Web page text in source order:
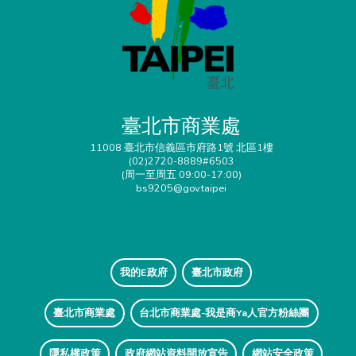
臺北市商業處
11008 臺北市信義區市府路1號 北區1樓
(02)2720-8889#6503
(周一至周五 09:00-17:00)
bs9205@gov.taipei
我的E政府 臺北市政府
臺北市商業處 台北市商業處-我是商Ya人官方粉絲團